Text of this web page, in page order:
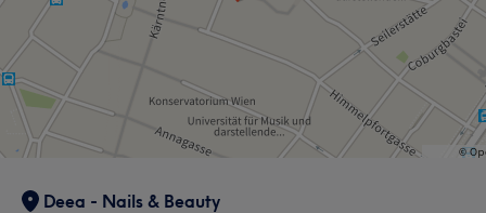
Deea - Nails & Beauty